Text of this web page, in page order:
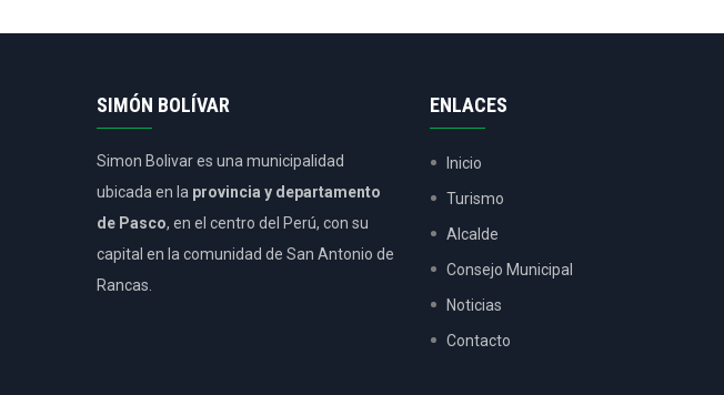
SIMÓN BOLÍVAR
Simon Bolivar es una municipalidad
ubicada en la provincia y departamento
de Pasco, en el centro del Perú, con su
capital en la comunidad de San Antonio de
Rancas.
ENLACES
Inicio
Turismo
Alcalde
Consejo Municipal
Noticias
Contacto